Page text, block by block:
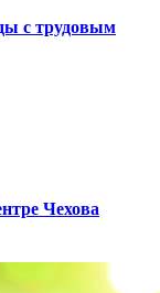
с трудовым
Чехова